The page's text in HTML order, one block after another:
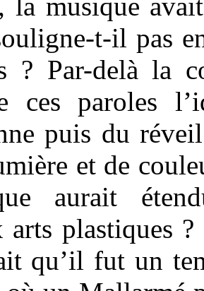
la musique
t-il pas
? Par-delà la
ces paroles
puis du
et de
aurait
arts plastiques
qu’il fut un